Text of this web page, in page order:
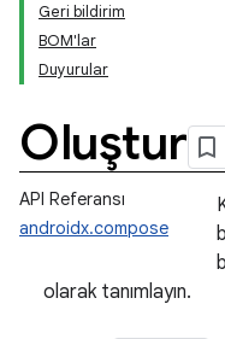
Geri bildirim
BOM'lar
Duyurular
Oluştur
API Referansı
androidx.compose
olarak tanımlayın.